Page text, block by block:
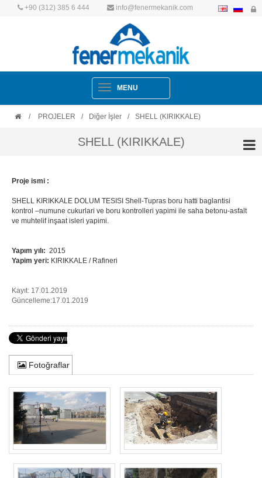
+90 (312) 385 6 444 info@fenermekanik.com
Navigation
MENU
/ PROJELER / Diğer İşler / SHELL (KIRIKKALE)
SHELL (KIRIKKALE)
Proje ismi :
SHELL KIRIKKALE DOLUM TESISI Shell-Tupras boru hatti baglantisi
kontrol –numune cukurlari ve boru kontrolleri yapimi ile saha betonu-asfalt
ve muhtelif inşaat isleri yapimi.
Yapım yılı: 2015
Yapim yeri: KIRIKKALE / Rafineri
Kayıt: 17.01.2019
Güncelleme:17.01.2019
Fotoğraflar